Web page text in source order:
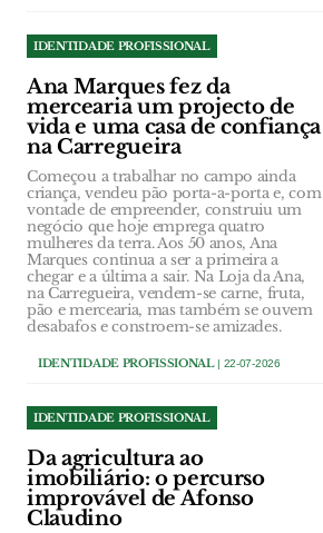
IDENTIDADE PROFISSIONAL
Ana Marques fez da
mercearia um projecto de
vida e uma casa de confiança
na Carregueira
Começou a trabalhar no campo ainda
criança, vendeu pão porta-a-porta e, com
vontade de empreender, construiu um
negócio que hoje emprega quatro
mulheres da terra. Aos 50 anos, Ana
Marques continua a ser a primeira a
chegar e a última a sair. Na Loja da Ana,
na Carregueira, vendem-se carne, fruta,
pão e mercearia, mas também se ouvem
desabafos e constroem-se amizades.
IDENTIDADE PROFISSIONAL| 22-07-2026
IDENTIDADE PROFISSIONAL
Da agricultura ao
imobiliário: o percurso
improvável de Afonso
Claudino